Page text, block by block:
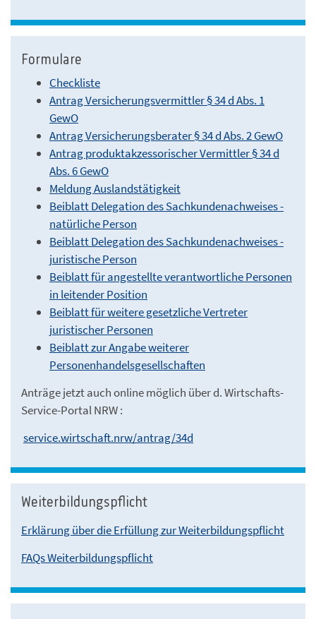
Formulare
Checkliste
Antrag Versicherungsvermittler § 34 d Abs. 1
GewO
Antrag Versicherungsberater § 34 d Abs. 2 GewO
Antrag produktakzessorischer Vermittler § 34 d
Abs. 6 GewO
Meldung Auslandstätigkeit
Beiblatt Delegation des Sachkundenachweises -
natürliche Person
Beiblatt Delegation des Sachkundenachweises -
juristische Person
Beiblatt für angestellte verantwortliche Personen
in leitender Position
Beiblatt für weitere gesetzliche Vertreter
juristischer Personen
Beiblatt zur Angabe weiterer
Personenhandelsgesellschaften
Anträge jetzt auch online möglich über d. Wirtschafts-
Service-Portal NRW :
service.wirtschaft.nrw/antrag/34d
Weiterbildungspflicht
Erklärung über die Erfüllung zur Weiterbildungspflicht
FAQs Weiterbildungspflicht